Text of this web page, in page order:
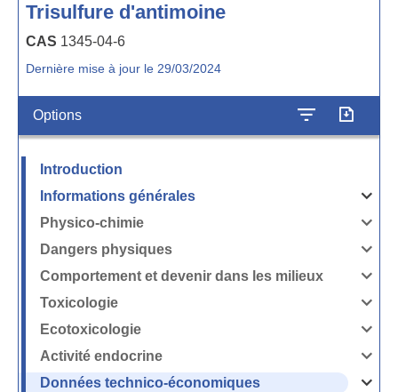
Trisulfure d'antimoine
CAS 1345-04-6
Dernière mise à jour le 29/03/2024
Options
Introduction
Informations générales
Ouvrir
la
générales
Physico-chimie
Ouvrir
la
chimie
Dangers physiques
Ouvrir
la
Comportement et devenir dans les milieux
Ouvrir
la
et
les
milieux
Toxicologie
Ouvrir
la
Ecotoxicologie
Ouvrir
la
Activité endocrine
Ouvrir
la
Données technico-économiques
Ouvrir